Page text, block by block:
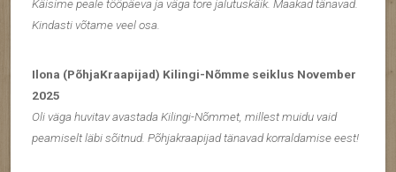
Käisime peale tööpäeva ja väga tore jalutuskäik. Maakad tänavad.
Kindasti võtame veel osa.
Ilona (PõhjaKraapijad) Kilingi-Nõmme seiklus November
2025
Oli väga huvitav avastada Kilingi-Nõmmet, millest muidu vaid
peamiselt läbi sõitnud. Põhjakraapijad tänavad korraldamise eest!